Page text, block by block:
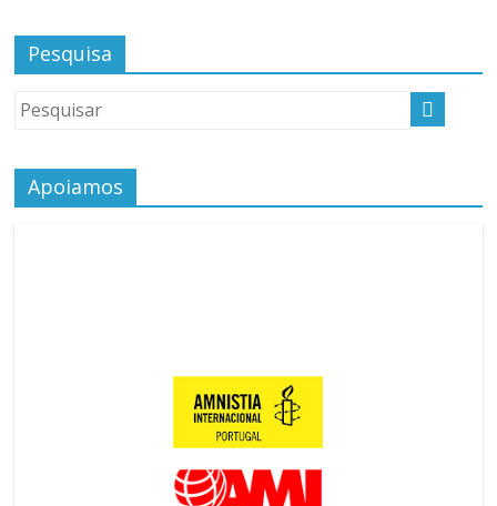
Pesquisa
Apoiamos